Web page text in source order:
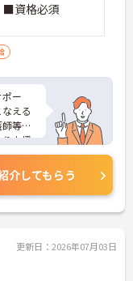
資格必須
ー
える
等の
支援
所を
さら
くだ
介してもらう
更新日：2026年07月03日